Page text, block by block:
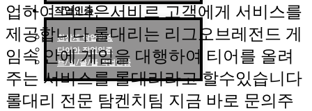
작업인증
천상계 작업인증
다이아 작업인증
브/실/골/플 작업인증
업하여 더나은서비르 고객에게 서비스를
제공합니다 롤대리는 리그오브레전드 게
임속 안에 게임을 대행하여 티어를 올려
주는 서비스를 롤대리라고 할수있습니다
롤대리 전문 탐켄치팀 지금 바로 문의주